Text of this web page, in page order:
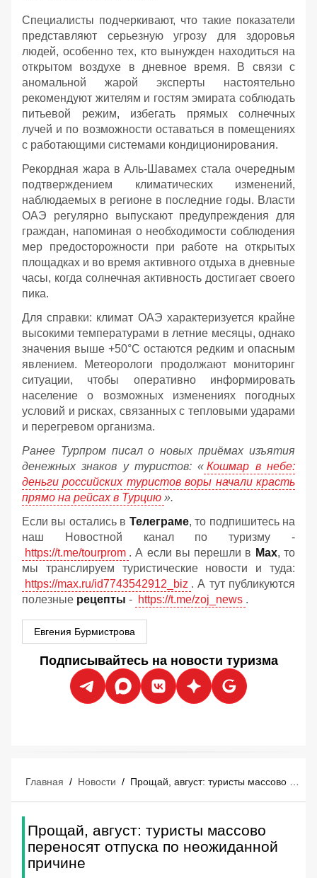
Специалисты подчеркивают, что такие показатели
представляют серьезную угрозу для здоровья
людей, особенно тех, кто вынужден находиться на
открытом воздухе в дневное время. В связи с
аномальной жарой эксперты настоятельно
рекомендуют жителям и гостям эмирата соблюдать
питьевой режим, избегать прямых солнечных
лучей и по возможности оставаться в помещениях
с работающими системами кондиционирования.
Рекордная жара в Аль-Шавамех стала очередным
подтверждением климатических изменений,
наблюдаемых в регионе в последние годы. Власти
ОАЭ регулярно выпускают предупреждения для
граждан, напоминая о необходимости соблюдения
мер предосторожности при работе на открытых
площадках и во время активного отдыха в дневные
часы, когда солнечная активность достигает своего
пика.
Для справки: климат ОАЭ характеризуется крайне
высокими температурами в летние месяцы, однако
значения выше +50°C остаются редким и опасным
явлением. Метеорологи продолжают мониторинг
ситуации, чтобы оперативно информировать
население о возможных изменениях погодных
условий и рисках, связанных с тепловыми ударами
и перегревом организма.
Ранее Турпром писал о новых приёмах изъятия
денежных знаков у туристов: « Кошмар в небе:
деньги российских туристов воры начали красть
прямо на рейсах в Турцию ».
Если вы остались в Телеграме, то подпишитесь на
наш Новостной канал по туризму -
https://t.me/tourprom . А если вы перешли в Мах, то
мы транслируем туристические новости и туда:
https://max.ru/id7743542912_biz . А тут публикуются
полезные рецепты - https://t.me/zoj_news .
Евгения Бурмистрова
Подписывайтесь на новости туризма
Главная / Новости /
Прощай, август: туристы массово
переносят отпуска по неожиданной
причине